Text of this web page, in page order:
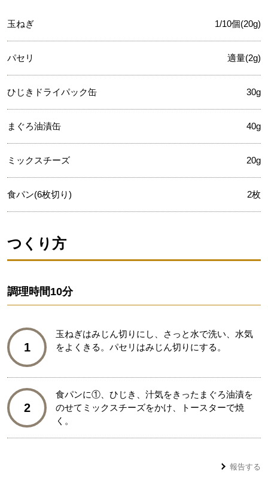
玉ねぎ 1/10個(20g)
パセリ 適量(2g)
ひじきドライパック缶 30g
まぐろ油漬缶 40g
ミックスチーズ 20g
食パン(6枚切り) 2枚
つくり方
調理時間10分
1
玉ねぎはみじん切りにし、さっと水で洗い、水気
をよくきる。パセリはみじん切りにする。
2
食パンに①、ひじき、汁気をきったまぐろ油漬を
のせてミックスチーズをかけ、トースターで焼
く。
報告する